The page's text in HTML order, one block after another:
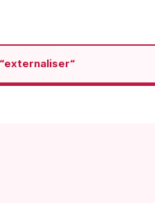
“externaliser“